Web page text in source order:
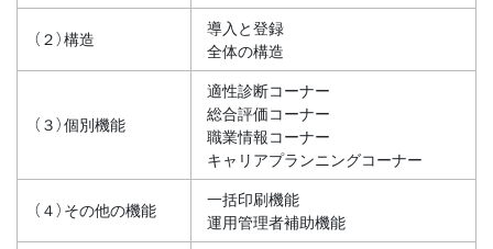
（２）構造
導入と登録
全体の構造
（３）個別機能
適性診断コーナー
総合評価コーナー
職業情報コーナー
キャリアプランニングコーナー
（４）その他の機能
一括印刷機能
運用管理者補助機能